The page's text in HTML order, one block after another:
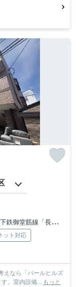
御堂筋線「長居」駅 徒歩12分
ット対応
えなら「パールヒルズ
。室内設備... もっと